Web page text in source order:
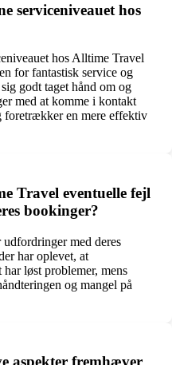
serviceniveauet hos
hos Alltime Travel
for fantastisk service og
godt taget hånd om og
med at komme i kontakt
foretrækker en mere effektiv
Travel eventuelle fejl
bookinger?
med deres
har oplevet, at
løst problemer, mens
og mangel på